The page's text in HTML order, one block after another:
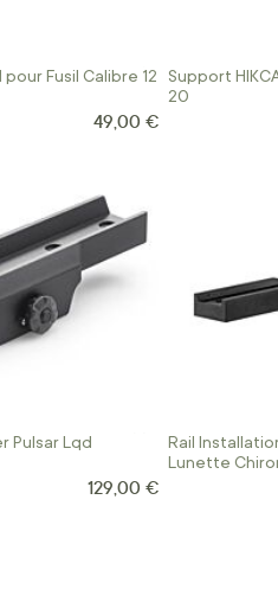
pour Fusil Calibre 12
49,00 €
Support
20
Pulsar Lqd
129,00 €
Rail
Lunette